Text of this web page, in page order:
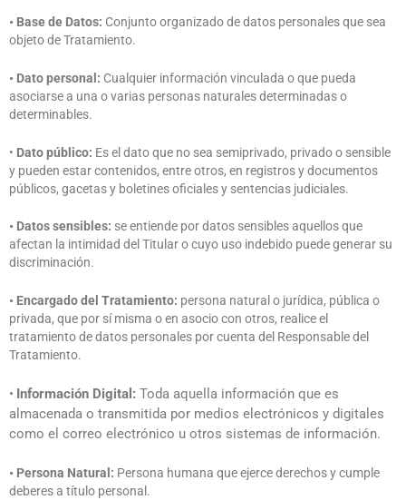
• Base de Datos: Conjunto organizado de datos personales que sea
objeto de Tratamiento.
• Dato personal: Cualquier información vinculada o que pueda
asociarse a una o varias personas naturales determinadas o
determinables.
• Dato público: Es el dato que no sea semiprivado, privado o sensible
y pueden estar contenidos, entre otros, en registros y documentos
públicos, gacetas y boletines oficiales y sentencias judiciales.
• Datos sensibles: se entiende por datos sensibles aquellos que
afectan la intimidad del Titular o cuyo uso indebido puede generar su
discriminación.
• Encargado del Tratamiento: persona natural o jurídica, pública o
privada, que por sí misma o en asocio con otros, realice el
tratamiento de datos personales por cuenta del Responsable del
Tratamiento.
• Información Digital: Toda aquella información que es
almacenada o transmitida por medios electrónicos y digitales
como el correo electrónico u otros sistemas de información.
• Persona Natural: Persona humana que ejerce derechos y cumple
deberes a título personal.